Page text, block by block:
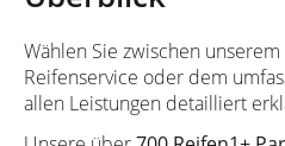
Wählen Sie zwischen
Reifenservice oder dem
allen Leistungen detailliert